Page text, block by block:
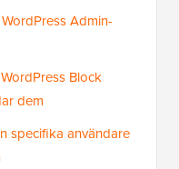
Admin-
Block
dem
specifika användare